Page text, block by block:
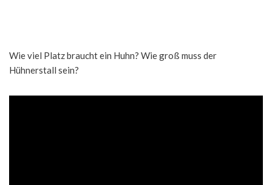
Wie viel Platz braucht ein Huhn? Wie groß muss der
Hühnerstall sein?